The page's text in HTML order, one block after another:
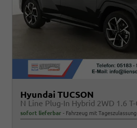
Hyundai TUCSON
sofort lieferbar Fahrzeug mit Tageszulassung